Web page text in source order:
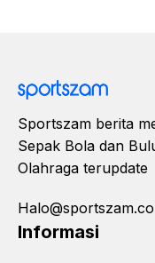
Sportszam berita
Sepak Bola dan
Olahraga terupdate
Informasi